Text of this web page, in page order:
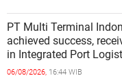
PT Multi Terminal
achieved success,
in Integrated Port
06/08/2026, 16:44 WIB